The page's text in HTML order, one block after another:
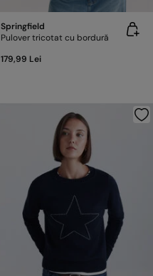
Springfield
Pulover tricotat cu bordură
179,99 Lei